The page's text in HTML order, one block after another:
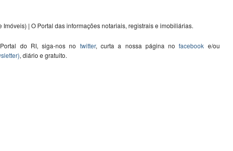
Imóveis) | O Portal das informações notariais, registrais e imobiliárias.
do RI, siga-nos no twitter, curta a nossa página nofacebook e/ou
, diário e gratuito.